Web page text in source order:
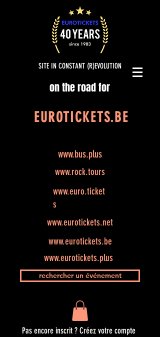
SITE IN CONSTANT (R)EVOLUTION
on the road for
EUROTICKETS.BE
www.bus.plus
www.rock.tours
www.euro.ticket
s
www.eurotickets.net
www.eurotickets.be
www.eurotickets.plus
rechercher un événement
Pas encore inscrit ? Créez votre compte